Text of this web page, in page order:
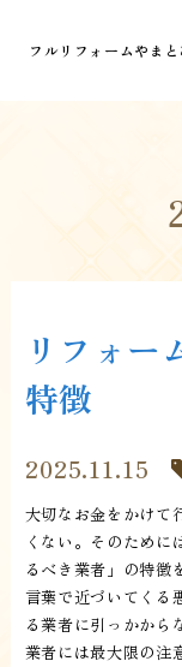
フルリフォームやま
リフォー
特徴
2025.11.15
大切なお金をかけて
くない。そのために
るべき業者」の特徴
言葉で近づいてくる
る業者に引っかから
業者には最大限の注